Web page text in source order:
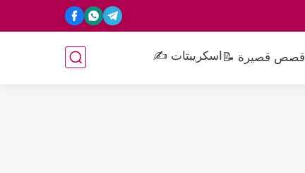
قصص قصيرة 📝 اسكريبتات ✍️